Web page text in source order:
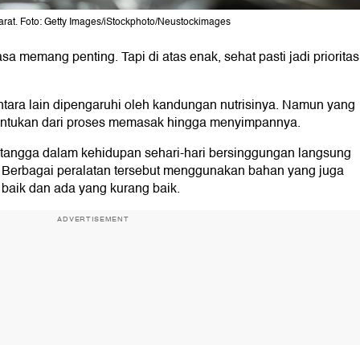
Foto: Getty Images/iStockphoto/Neustockimages
memang penting. Tapi di atas enak, sehat pasti jadi prioritas
lain dipengaruhi oleh kandungan nutrisinya. Namun yang
dari proses memasak hingga menyimpannya.
dalam kehidupan sehari-hari bersinggungan langsung
peralatan tersebut menggunakan bahan yang juga
dan ada yang kurang baik.
ADVERTISEMENT